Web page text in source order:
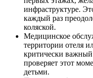
инфраструктуре.
каждый раз
коляской.
Медицинское
территории отеля
критически
проверяет этот
детьми.